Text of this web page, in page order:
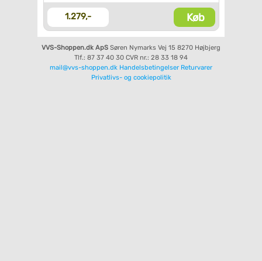
1.279,- Køb
VVS-Shoppen.dk ApS Søren Nymarks Vej 15 8270 Højbjerg
Tlf.: 87 37 40 30 CVR nr.: 28 33 18 94
mail@vvs-shoppen.dk Handelsbetingelser Returvarer
Privatlivs- og cookiepolitik